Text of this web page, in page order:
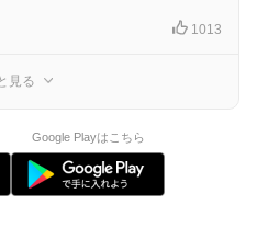
1013
見る
Google Playはこちら